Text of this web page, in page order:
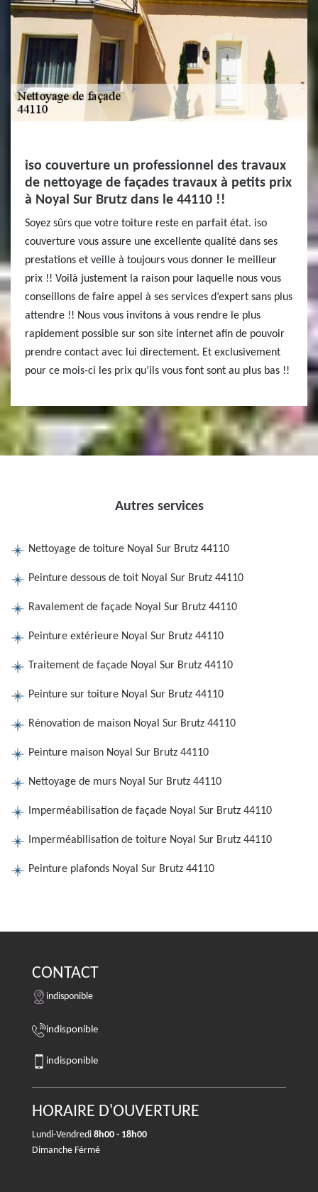
iso couverture un professionnel des travaux
de nettoyage de façades travaux à petits prix
à Noyal Sur Brutz dans le 44110 !!
Soyez sûrs que votre toiture reste en parfait état. iso
couverture vous assure une excellente qualité dans ses
prestations et veille à toujours vous donner le meilleur
prix !! Voilà justement la raison pour laquelle nous vous
conseillons de faire appel à ses services d’expert sans plus
attendre !! Nous vous invitons à vous rendre le plus
rapidement possible sur son site internet afin de pouvoir
prendre contact avec lui directement. Et exclusivement
pour ce mois-ci les prix qu’ils vous font sont au plus bas !!
Autres services
Nettoyage de toiture Noyal Sur Brutz 44110
Peinture dessous de toit Noyal Sur Brutz 44110
Ravalement de façade Noyal Sur Brutz 44110
Peinture extérieure Noyal Sur Brutz 44110
Traitement de façade Noyal Sur Brutz 44110
Peinture sur toiture Noyal Sur Brutz 44110
Rénovation de maison Noyal Sur Brutz 44110
Peinture maison Noyal Sur Brutz 44110
Nettoyage de murs Noyal Sur Brutz 44110
Imperméabilisation de façade Noyal Sur Brutz 44110
Imperméabilisation de toiture Noyal Sur Brutz 44110
Peinture plafonds Noyal Sur Brutz 44110
CONTACT
indisponible
indisponible
indisponible
HORAIRE D'OUVERTURE
Lundi-Vendredi 8h00 - 18h00
Dimanche Férmé